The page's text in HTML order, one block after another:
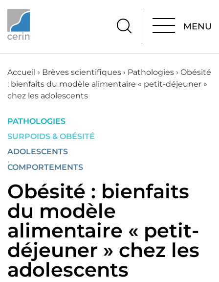
MENU
Accueil › Brèves scientifiques › Pathologies › Obésité
: bienfaits du modèle alimentaire « petit-déjeuner »
chez les adolescents
PATHOLOGIES
SURPOIDS & OBÉSITÉ
ADOLESCENTS
,
COMPORTEMENTS
Obésité : bienfaits
du modèle
alimentaire « petit-
déjeuner » chez les
adolescents